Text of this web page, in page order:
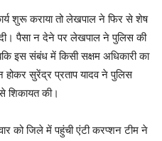
शुरू कराया तो लेखपाल ने फिर से शेष
पैसा न देने पर लेखपाल ने पुलिस की
इस संबंध में किसी सक्षम अधिकारी का
सुरेंद्र प्रताप यादव ने पुलिस
शिकायत की।
को जिले में पहुंची एंटी करप्शन टीम ने